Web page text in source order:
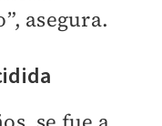
asegura.